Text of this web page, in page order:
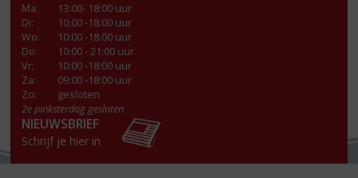
Ma:
13:00- 18:00 uur
Di:
10:00 -18:00 uur
Wo:
10:00 -18:00 uur
Do:
10:00 - 21:00 uur
Vr:
10:00 -18:00 uur
Za:
09:00 -18:00 uur
Zo:
gesloten
2e pinksterdag gesloten
NIEUWSBRIEF
Schrijf je hier in